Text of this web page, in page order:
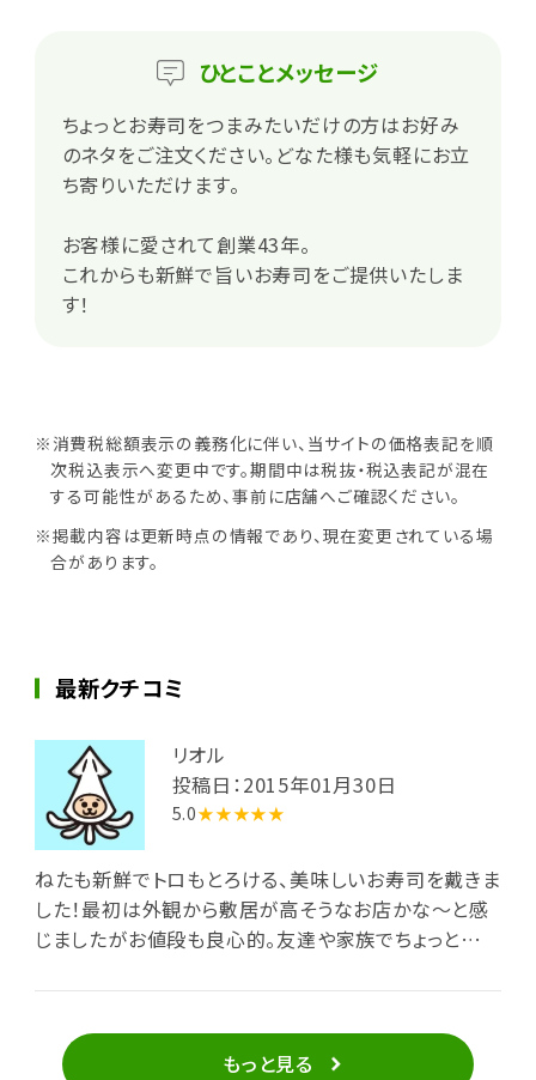
ひとことメッセージ
ちょっとお寿司をつまみたいだけの方はお好み
のネタをご注文ください。どなた様も気軽にお立
ち寄りいただけます。
お客様に愛されて創業43年。
これからも新鮮で旨いお寿司をご提供いたしま
す！
※消費税総額表示の義務化に伴い、当サイトの価格表記を順
次税込表示へ変更中です。期間中は税抜・税込表記が混在
する可能性があるため、事前に店舗へご確認ください。
※掲載内容は更新時点の情報であり、現在変更されている場
合があります。
最新クチコミ
リオル
投稿日：2015年01月30日
5.0★★★★★
ねたも新鮮でトロもとろける、美味しいお寿司を戴きま
した！最初は外観から敷居が高そうなお店かな～と感
じましたがお値段も良心的。友達や家族でちょっと立ち
ました。十王町の旨いお寿司屋さん、オススメです！
もっと見る